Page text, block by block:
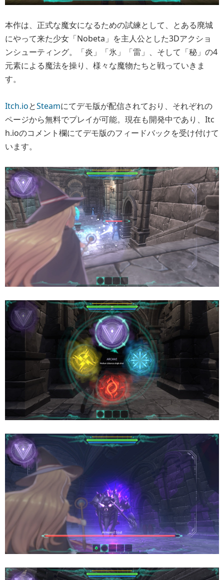
本作は、正式な魔女になるための試練として、とある廃城
にやって来た少女「Nobeta」を主人公とした3Dアクショ
ンシューティング。「炎」「氷」「雷」、そして「秘」の4
元素による魔法を操り、様々な魔物たちと戦っていきま
す。
Itch.ioとSteamにてデモ版が配信されており、それぞれの
ページから無料でプレイが可能。現在も開発中であり、Itc
h.ioのコメント欄にてデモ版のフィードバックを受け付けて
います。